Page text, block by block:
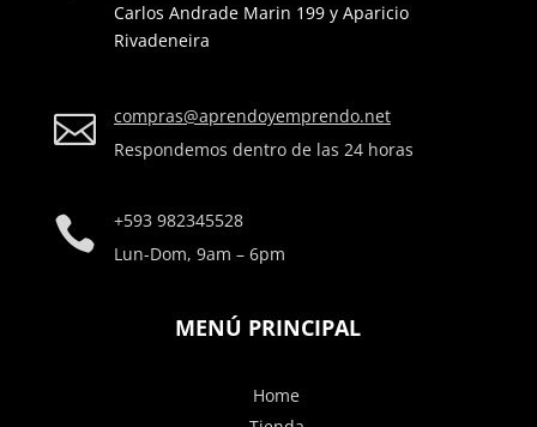
Carlos Andrade Marin 199 y Aparicio
Rivadeneira

compras@aprendoyemprendo.net
Respondemos dentro de las 24 horas
 +593 982345528
Lun-Dom, 9am – 6pm
MENÚ PRINCIPAL
Home